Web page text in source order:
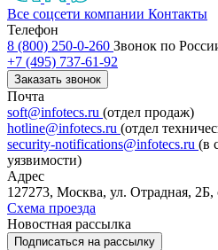
Все соцсети компании Контакты
Телефон
8 (800) 250-0-260 Звонок по
+7 (495) 737-61-92
Заказать звонок
Почта
soft@infotecs.ru (отдел продаж)
hotline@infotecs.ru (отдел
security-notifications@infotecs.ru (в
уязвимости)
Адрес
127273, Москва, ул. Отрадная, 2Б,
Схема проезда
Новостная рассылка
Подписаться на рассылку